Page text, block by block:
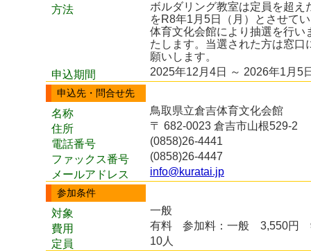
方法
ボルダリング教室は定員を超
をR8年1月5日（月）とさせて
体育文化会館により抽選を行い
たします。当選された方は窓
願いします。
申込期間
2025年12月4日 ～ 2026年1月5
申込先・問合せ先
名称
鳥取県立倉吉体育文化会館
住所
〒 682-0023 倉吉市山根529-2
電話番号
(0858)26-4441
ファックス番号
(0858)26-4447
メールアドレス
info@kuratai.jp
参加条件
対象
一般
費用
有料
参加料：一般 3,550円
定員
10人